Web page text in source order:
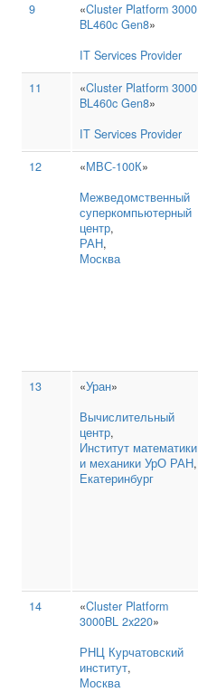
9 «Cluster Platform 3000
BL460c Gen8»
IT Services Provider
11 «Cluster Platform 3000
BL460c Gen8»
IT Services Provider
12 «МВС-100К»
Межведомственный
суперкомпьютерный
центр,
РАН,
Москва
13
«Уран»
Вычислительный
центр,
Институт математики
и механики УрО РАН,
Екатеринбург
14
«Cluster Platform
3000BL 2x220»
РНЦ Курчатовский
институт,
Москва